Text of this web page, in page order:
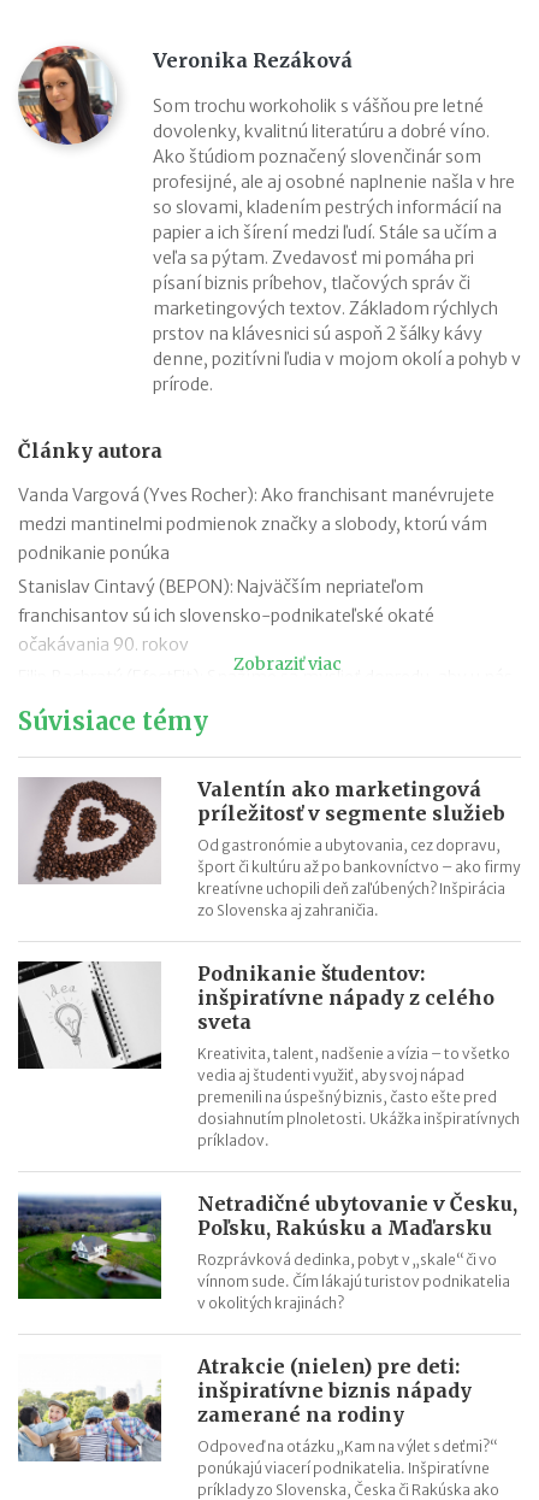
Veronika Rezáková
Som trochu workoholik s vášňou pre letné
dovolenky, kvalitnú literatúru a dobré víno.
Ako štúdiom poznačený slovenčinár som
profesijné, ale aj osobné naplnenie našla v hre
so slovami, kladením pestrých informácií na
papier a ich šírení medzi ľudí. Stále sa učím a
veľa sa pýtam. Zvedavosť mi pomáha pri
písaní biznis príbehov, tlačových správ či
marketingových textov. Základom rýchlych
prstov na klávesnici sú aspoň 2 šálky kávy
denne, pozitívni ľudia v mojom okolí a pohyb v
prírode.
Články autora
Vanda Vargová (Yves Rocher): Ako franchisant manévrujete
medzi mantinelmi podmienok značky a slobody, ktorú vám
podnikanie ponúka
Stanislav Cintavý (BEPON): Najväčším nepriateľom
franchisantov sú ich slovensko-podnikateľské okaté
očakávania 90. rokov
Filip Bachratý (EfectFit): Snažíme sa myslieť dopredu, aby u nás
zákazníci našli všetko, čo hľadajú
Iveta Živicová (ERA): Ak je niekto individualista, nech ide cestou
je pre tímových hráčov
Ľubica Mačugová (Cyprianus): Nevzdávajte sa pri prvom
neúspechu, každé poznanie vás posúva ďalej. Najdôležitejšia je
chuť a výdrž
Roman Fridrich (Coffee Brothers): Až keď sme mali produkt
hodný franchisingu, pustili sme sa do budovania siete
Mohla si vybrať medzi dovolenkou v Thajsku a vyšívacím
strojom. Zvolila druhú možnosť a svetu predstavila značku Just
Love
Pavel Čmelík (Hamleys): Na začiatku svojej kariéry som netušil,
že tento rok otvorím druhé najväčšie hračkárstvo na svete
Už po 5 mesiacoch na trhu senzory iniciatívneho Trenčana
Lekári jej dávali takmer nulové šance. Ona popri svojej liečbe
vytvorila slovenskú značku Oxywater
Zobraziť viac
Súvisiace témy
Valentín ako marketingová
príležitosť v segmente služieb
Od gastronómie a ubytovania, cez dopravu,
šport či kultúru až po bankovníctvo – ako firmy
kreatívne uchopili deň zaľúbených? Inšpirácia
zo Slovenska aj zahraničia.
Podnikanie študentov:
inšpiratívne nápady z celého
sveta
Kreativita, talent, nadšenie a vízia – to všetko
vedia aj študenti využiť, aby svoj nápad
premenili na úspešný biznis, často ešte pred
dosiahnutím plnoletosti. Ukážka inšpiratívnych
príkladov.
Netradičné ubytovanie v Česku,
Poľsku, Rakúsku a Maďarsku
Rozprávková dedinka, pobyt v „skale“ či vo
vínnom sude. Čím lákajú turistov podnikatelia
v okolitých krajinách?
Atrakcie (nielen) pre deti:
inšpiratívne biznis nápady
zamerané na rodiny
Odpoveď na otázku „Kam na výlet s deťmi?“
ponúkajú viacerí podnikatelia. Inšpiratívne
príklady zo Slovenska, Česka či Rakúska ako